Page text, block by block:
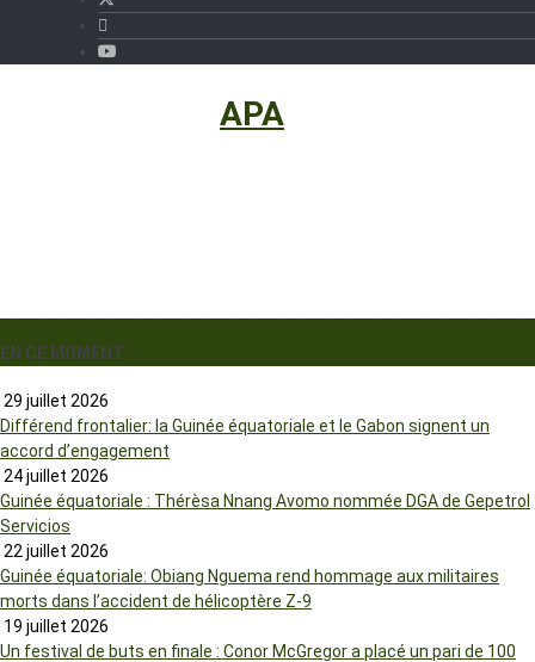
APA
EN CE MOMENT
29 juillet 2026
Différend frontalier: la Guinée équatoriale et le Gabon signent un
accord d’engagement
24 juillet 2026
Guinée équatoriale : Thérèsa Nnang Avomo nommée DGA de Gepetrol
Servicios
22 juillet 2026
Guinée équatoriale: Obiang Nguema rend hommage aux militaires
morts dans l’accident de hélicoptère Z-9
19 juillet 2026
Un festival de buts en finale : Conor McGregor a placé un pari de 100